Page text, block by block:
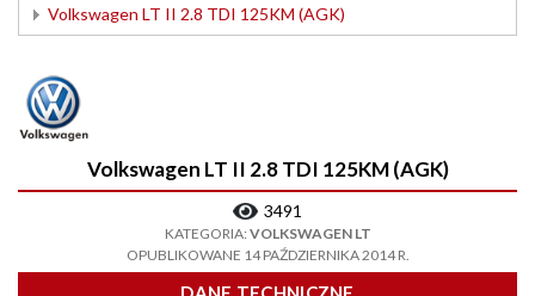
Volkswagen LT II 2.8 TDI 125KM (AGK)
Volkswagen LT II 2.8 TDI 125KM (AGK)
3491
KATEGORIA: VOLKSWAGEN LT
OPUBLIKOWANE 14 PAŹDZIERNIKA 2014 R.